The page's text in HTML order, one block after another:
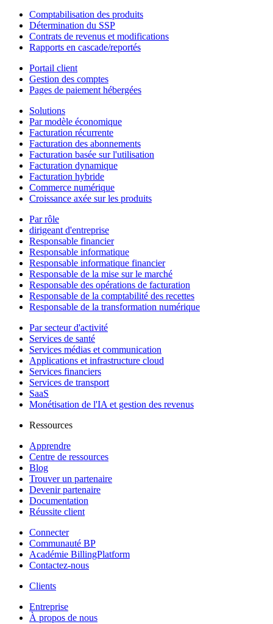
Comptabilisation des produits
Détermination du SSP
Contrats de revenus et modifications
Rapports en cascade/reportés
Portail client
Gestion des comptes
Pages de paiement hébergées
Solutions
Par modèle économique
Facturation récurrente
Facturation des abonnements
Facturation basée sur l'utilisation
Facturation dynamique
Facturation hybride
Commerce numérique
Croissance axée sur les produits
Par rôle
dirigeant d'entreprise
Responsable financier
Responsable informatique
Responsable informatique financier
Responsable de la mise sur le marché
Responsable des opérations de facturation
Responsable de la comptabilité des recettes
Responsable de la transformation numérique
Par secteur d'activité
Services de santé
Services médias et communication
Applications et infrastructure cloud
Services financiers
Services de transport
SaaS
Monétisation de l'IA et gestion des revenus
Ressources
Apprendre
Centre de ressources
Blog
Trouver un partenaire
Devenir partenaire
Documentation
Réussite client
Connecter
Communauté BP
Académie BillingPlatform
Contactez-nous
Clients
Entreprise
À propos de nous